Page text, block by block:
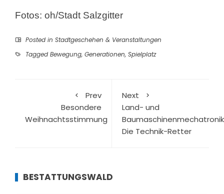
Fotos: oh/Stadt Salzgitter
Posted in Stadtgeschehen & Veranstaltungen
Tagged Bewegung, Generationen, Spielplatz
Prev
Besondere
Weihnachtsstimmung
Next
Land- und
Die Technik-Retter
BESTATTUNGSWALD